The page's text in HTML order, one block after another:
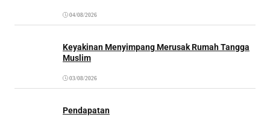
04/08/2026
Keyakinan Menyimpang Merusak Rumah Tangga
Muslim
03/08/2026
Pendapatan